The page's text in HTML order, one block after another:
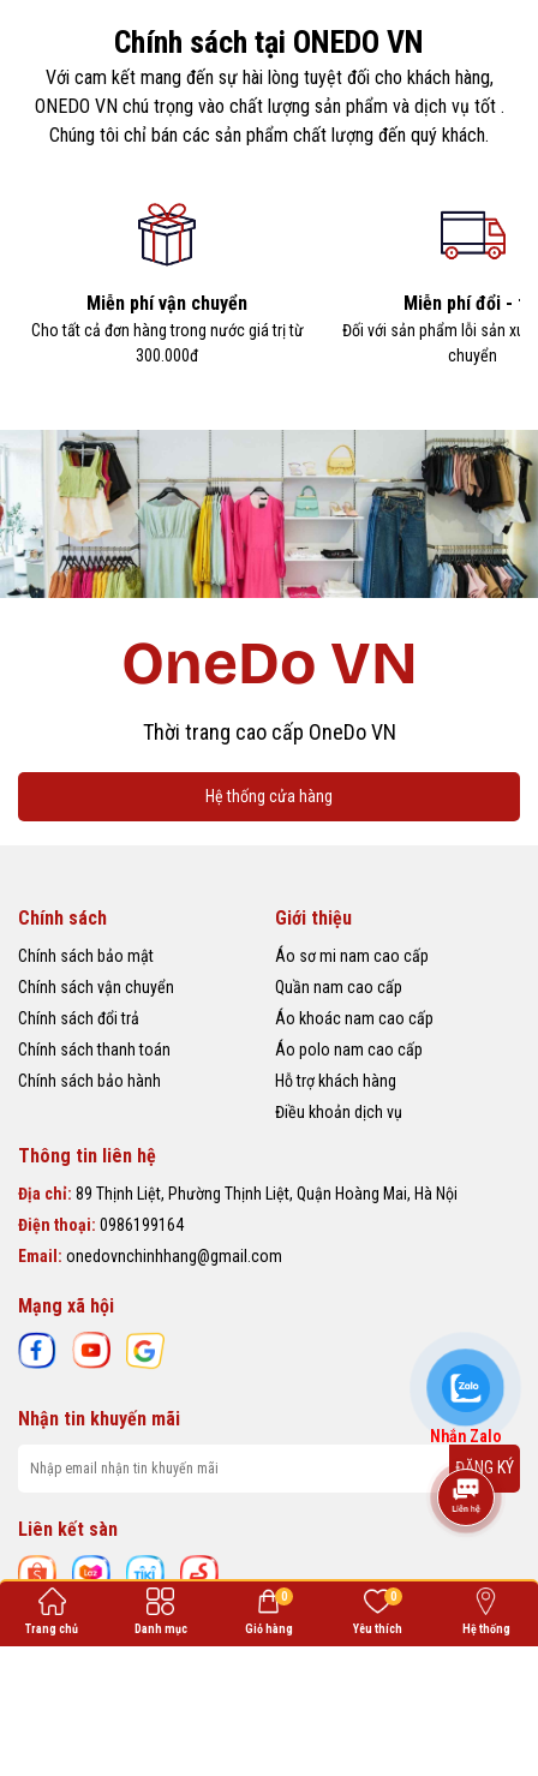
Chính sách tại ONEDO VN
Với cam kết mang đến sự hài lòng tuyệt đối cho khách hàng,
ONEDO VN chú trọng vào chất lượng sản phẩm và dịch vụ tốt .
Chúng tôi chỉ bán các sản phẩm chất lượng đến quý khách.
Miễn phí vận chuyển
Cho tất cả đơn hàng trong nước giá trị từ
300.000đ
Miễn phí đổi -
Đối với sản phẩm lỗi sản
chuyển
OneDo VN
Thời trang cao cấp OneDo VN
Hệ thống cửa hàng
Chính sách
Chính sách bảo mật
Chính sách vận chuyển
Chính sách đổi trả
Chính sách thanh toán
Chính sách bảo hành
Giới thiệu
Áo sơ mi nam cao cấp
Quần nam cao cấp
Áo khoác nam cao cấp
Áo polo nam cao cấp
Hỗ trợ khách hàng
Điều khoản dịch vụ
Thông tin liên hệ
Địa chỉ: 89 Thịnh Liệt, Phường Thịnh Liệt, Quận Hoàng Mai, Hà Nội
Điện thoại: 0986199164
Email: onedovnchinhhang@gmail.com
Mạng xã hội
Nhận tin khuyến mãi
ĐĂNG KÝ
Liên kết sàn
Trang chủ Danh mục Giỏ hàng
0
Yêu thích
0
Hệ thống
Nhắn Zalo